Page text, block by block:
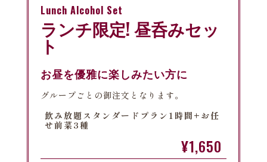
Lunch Alcohol Set
ランチ限定! 昼呑みセッ
ト
お昼を優雅に楽しみたい方に
グループごとの御注文となります。
飲み放題スタンダードプラン1時間+お任
せ前菜3種
¥1,650